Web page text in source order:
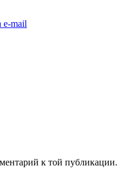
e-mail
к той публикации.